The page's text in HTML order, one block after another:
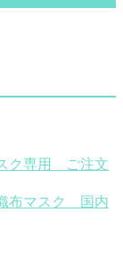
ク専用 ご注文
布マスク 国内